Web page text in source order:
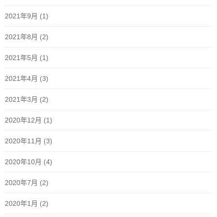
2021年9月 (1)
2021年8月 (2)
2021年5月 (1)
2021年4月 (3)
2021年3月 (2)
2020年12月 (1)
2020年11月 (3)
2020年10月 (4)
2020年7月 (2)
2020年1月 (2)